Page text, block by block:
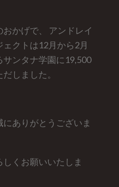
かげで、 アンドレイ
クトは12月から2月
サンタナ学園に19,500
しました。
ありがとうございま
くお願いいたしま